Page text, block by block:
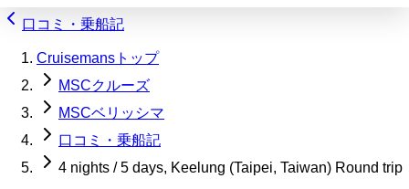
口コミ・乗船記
Cruisemansトップ
MSCクルーズ
MSCベリッシマ
口コミ・乗船記
4 nights / 5 days, Keelung (Taipei, Taiwan) Round trip